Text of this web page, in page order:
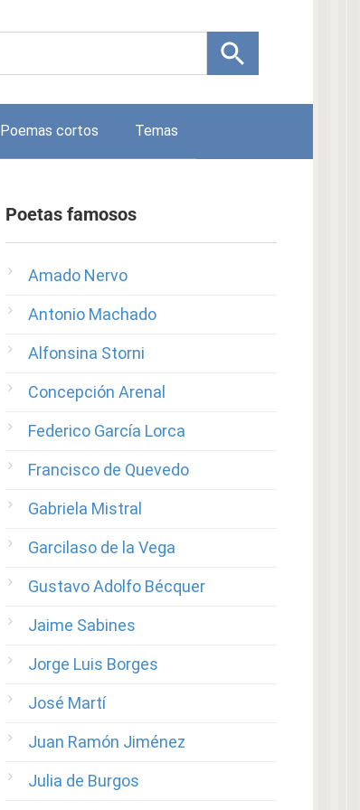
Poemas cortos Temas
Poetas famosos
Amado Nervo
Antonio Machado
Alfonsina Storni
Concepción Arenal
Federico García Lorca
Francisco de Quevedo
Gabriela Mistral
Garcilaso de la Vega
Gustavo Adolfo Bécquer
Jaime Sabines
Jorge Luis Borges
José Martí
Juan Ramón Jiménez
Julia de Burgos